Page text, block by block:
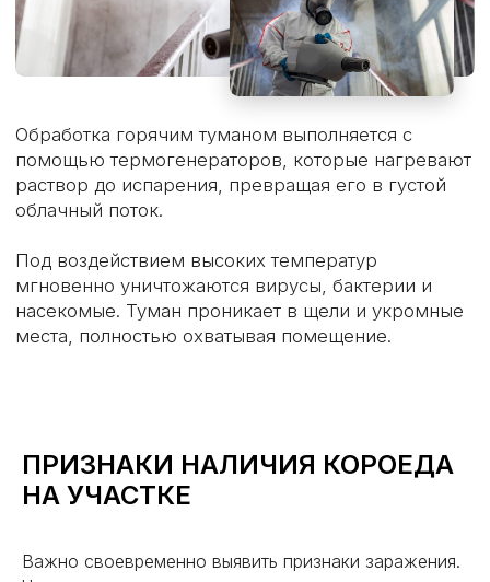
ПРИЗНАКИ НАЛИЧИЯ КОРОЕДА
НА УЧАСТКЕ
Важно своевременно выявить признаки заражения.